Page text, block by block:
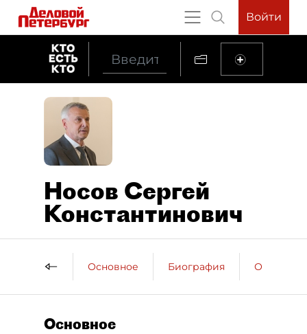
Войти
Носов Сергей
Константинович
Основное Биография
Основное